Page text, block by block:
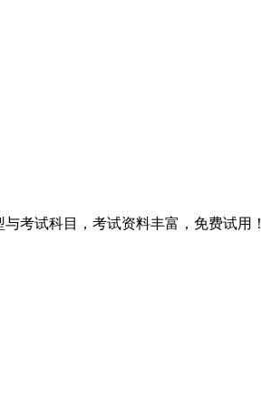
考试科目，考试资料丰富，免费试用！